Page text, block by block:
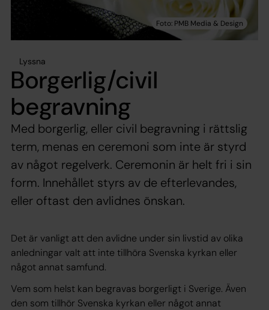
Lyssna
Borgerlig/civil
begravning
Med borgerlig, eller civil begravning i rättslig
term, menas en ceremoni som inte är styrd
av något regelverk. Ceremonin är helt fri i sin
form. Innehållet styrs av de efterlevandes,
eller oftast den avlidnes önskan.
Det är vanligt att den avlidne under sin livstid av olika
anledningar valt att inte tillhöra Svenska kyrkan eller
något annat samfund.
Vem som helst kan begravas borgerligt i Sverige. Även
den som tillhör Svenska kyrkan eller något annat